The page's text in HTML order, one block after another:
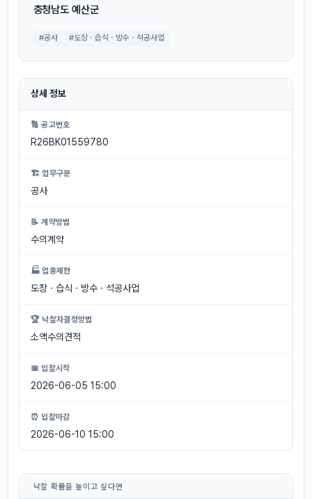
충청남도 예산군
#공사 #도장ㆍ습식ㆍ방수ㆍ석공사업
상세 정보
🔢 공고번호
R26BK01559780
🏗 업무구분
공사
📝 계약방법
수의계약
🏭 업종제한
도장ㆍ습식ㆍ방수ㆍ석공사업
🏆 낙찰자결정방법
소액수의견적
📅 입찰시작
2026-06-05 15:00
⏰ 입찰마감
2026-06-10 15:00
낙찰 확률을 높이고 싶다면